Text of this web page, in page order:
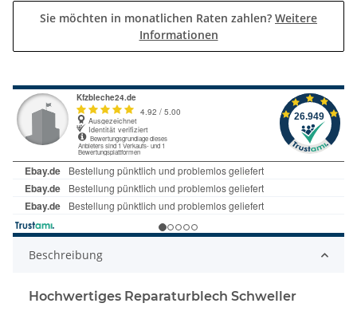
Sie möchten in monatlichen Raten zahlen? Weitere
Informationen
Beschreibung
Hochwertiges Reparaturblech Schweller